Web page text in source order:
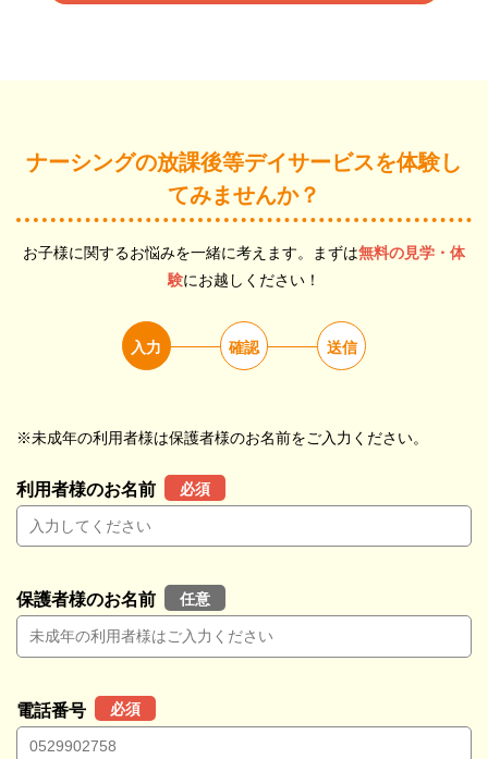
ナーシングの放課後等デイサービスを体験し
てみませんか？
お子様に関するお悩みを一緒に考えます。まずは無料の見学・体
験にお越しください！
入力 確認 送信
※未成年の利用者様は保護者様のお名前をご入力ください。
利用者様のお名前 必須
保護者様のお名前 任意
電話番号 必須